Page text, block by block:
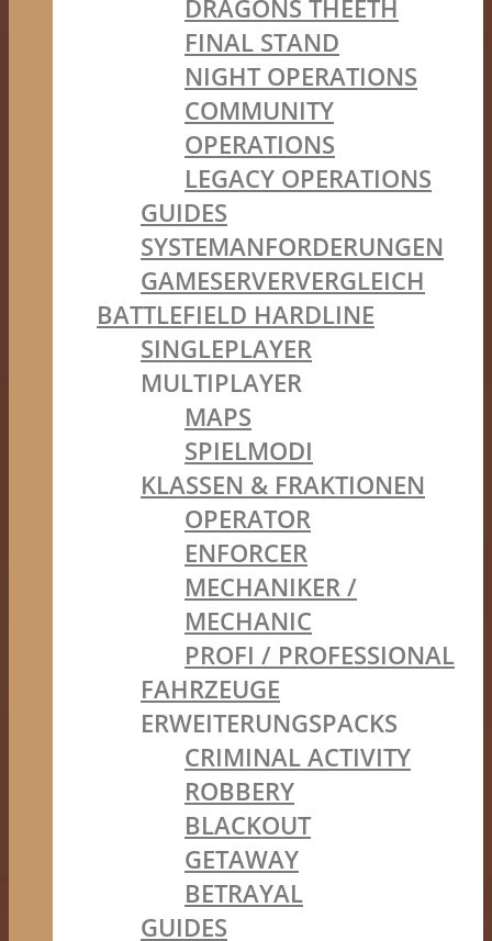
DRAGONS THEETH
FINAL STAND
NIGHT OPERATIONS
COMMUNITY
OPERATIONS
LEGACY OPERATIONS
GUIDES
SYSTEMANFORDERUNGEN
GAMESERVERVERGLEICH
BATTLEFIELD HARDLINE
SINGLEPLAYER
MULTIPLAYER
MAPS
SPIELMODI
KLASSEN & FRAKTIONEN
OPERATOR
ENFORCER
MECHANIKER /
MECHANIC
PROFI / PROFESSIONAL
FAHRZEUGE
ERWEITERUNGSPACKS
CRIMINAL ACTIVITY
ROBBERY
BLACKOUT
GETAWAY
BETRAYAL
GUIDES